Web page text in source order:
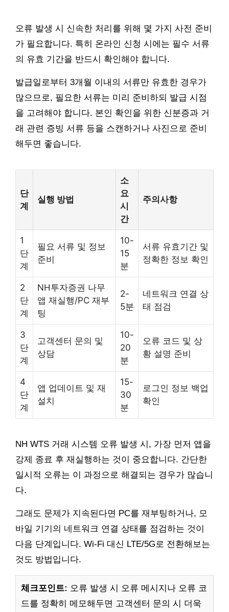
오류 발생 시 신속한 처리를 위해 몇 가지 사전 준비
가 필요합니다. 특히 온라인 신청 시에는 필수 서류
의 유효 기간을 반드시 확인해야 합니다.
발급일로부터 3개월 이내의 서류만 유효한 경우가
많으므로, 필요한 서류는 미리 준비하되 발급 시점
을 고려해야 합니다. 본인 확인을 위한 신분증과 거
래 관련 증빙 서류 등을 스캔하거나 사진으로 준비
해두면 좋습니다.
단
계
실행 방법
소
요
시
간
주의사항
1
단
계
필요 서류 및 정보
준비
10-
15
분
서류 유효기간 및
정확한 정보 확인
2
단
계
NH투자증권 나무
앱 재실행/PC 재부
팅
2-
5분
네트워크 연결 상
태 점검
3
단
계
고객센터 문의 및
상담
10-
20
분
오류 코드 및 상
황 설명 준비
4
단
계
앱 업데이트 및 재
설치
15-
30
분
로그인 정보 백업
확인
NH WTS 거래 시스템 오류 발생 시, 가장 먼저 앱을
강제 종료 후 재실행하는 것이 중요합니다. 간단한
일시적 오류는 이 과정으로 해결되는 경우가 많습니
다.
그래도 문제가 지속된다면 PC를 재부팅하거나, 모
바일 기기의 네트워크 연결 상태를 점검하는 것이
다음 단계입니다. Wi-Fi 대신 LTE/5G로 전환해보는
것도 방법입니다.
체크포인트: 오류 발생 시 오류 메시지나 오류 코
드를 정확히 메모해두면 고객센터 문의 시 더욱